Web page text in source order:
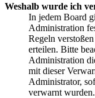
Weshalb wurde ich
In jedem Board
Administration
Regeln
erteilen. Bitte
Administration
mit dieser
Administrator,
verwarnt wurden.